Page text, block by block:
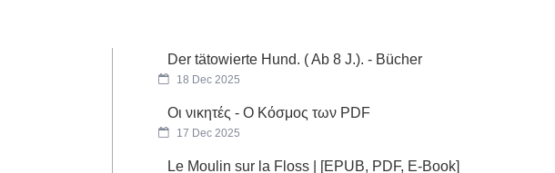
Der tätowierte Hund. ( Ab 8 J.). - Bücher
18 Dec 2025
Οι νικητές - Ο Κόσμος των PDF
17 Dec 2025
Le Moulin sur la Floss | [EPUB, PDF, E-Book]